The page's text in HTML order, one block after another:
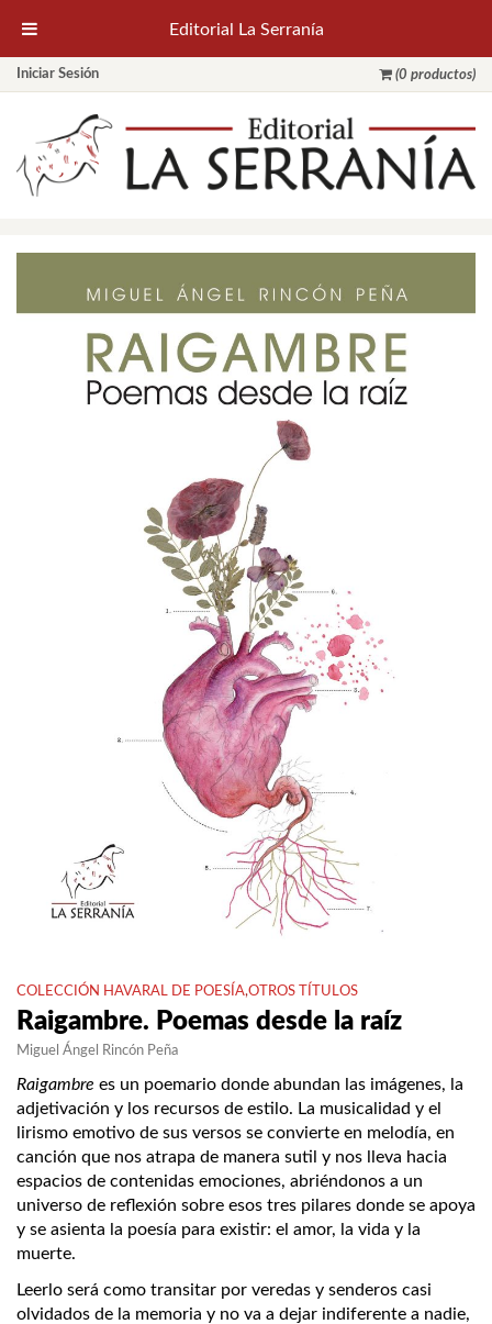
Iniciar Sesión (0 productos)
COLECCIÓN HAVARAL DE POESÍA,OTROS TÍTULOS
Raigambre. Poemas desde la raíz
Miguel Ángel Rincón Peña
Raigambre es un poemario donde abundan las imágenes, la
adjetivación y los recursos de estilo. La musicalidad y el
lirismo emotivo de sus versos se convierte en melodía, en
canción que nos atrapa de manera sutil y nos lleva hacia
espacios de contenidas emociones, abriéndonos a un
universo de reflexión sobre esos tres pilares donde se apoya
y se asienta la poesía para existir: el amor, la vida y la
muerte.
Leerlo será como transitar por veredas y senderos casi
olvidados de la memoria y no va a dejar indiferente a nadie,
Editorial La Serranía